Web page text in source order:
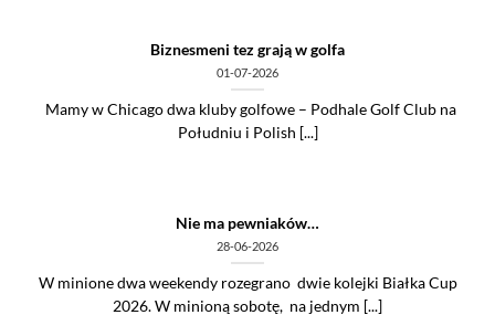
Biznesmeni tez grają w golfa
01-07-2026
Mamy w Chicago dwa kluby golfowe – Podhale Golf Club na
Południu i Polish [...]
Nie ma pewniaków…
28-06-2026
W minione dwa weekendy rozegrano dwie kolejki Białka Cup
2026. W minioną sobotę, na jednym [...]